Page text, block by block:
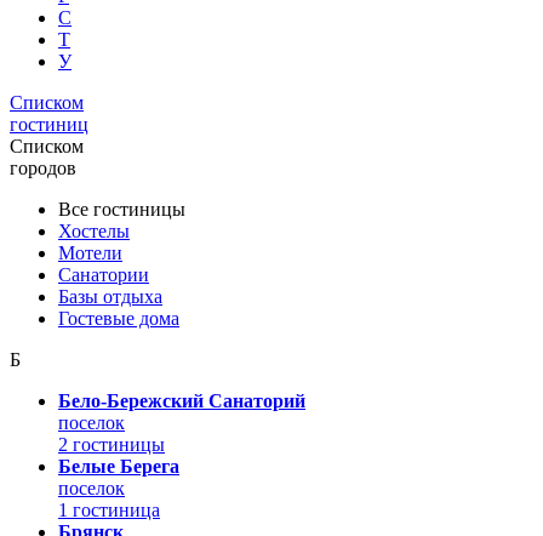
С
Т
У
Списком
гостиниц
Списком
городов
Все гостиницы
Хостелы
Мотели
Санатории
Базы отдыха
Гостевые дома
Б
Бело-Бережский Санаторий
поселок
2 гостиницы
Белые Берега
поселок
1 гостиница
Брянск